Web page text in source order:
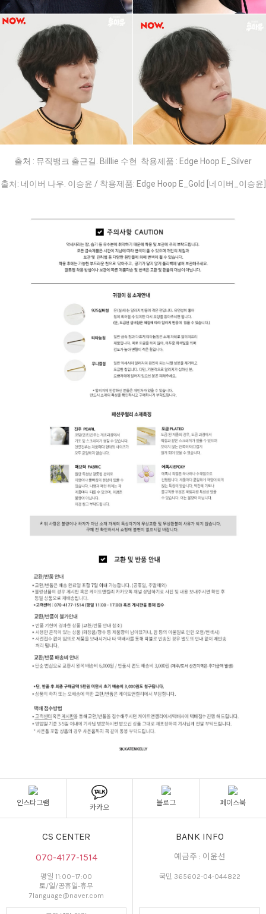
출처 : 뮤직뱅크 출근길. Billlie 수현 착용제품 : Edge Hoop E_Silver
출처: 네이버 나우. 이승윤 / 착용제품: Edge Hoop E_Gold [네이버_이승윤]
인스타그램
카카오
블로그 페이스북
CS CENTER
070-4177-1514
평일 11:00~17:00
토/일/공휴일-휴무
7language@naver.com
BANK INFO
예금주 : 이윤선
국민 365602-04-044822